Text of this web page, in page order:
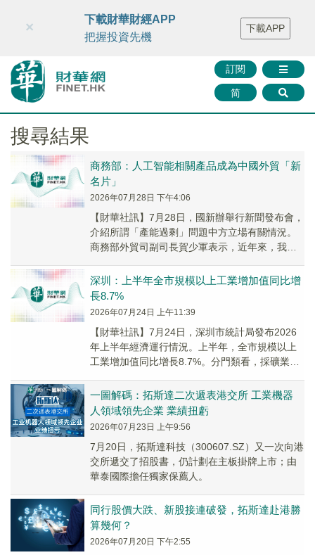
財華智庫網 FINTV FINMETA 財華證券 媒體矩陣
智庫沙龍
聯絡我們
訂閱
简
×
下載財華財經APP
把握投資先機
下載APP
搜尋結果
商務部：人工智能相關產品成為中國外貿「新
名片」
2026年07月28日 下午4:06
【財華社訊】7月28日，國新辦舉行新聞發布會，
介紹所謂「產能過剩」問題中方立場有關情況。
商務部外貿司副司長賀少軍表示，近年來，我國
口增勢...
深圳：上半年全市規模以上工業增加值同比增
長8.7%
2026年07月24日 上午11:39
【財華社訊】7月24日，深圳市統計局發布2026
年上半年經濟運行情況。上半年，全市規模以上
工業增加值同比增長8.7%。分門類看，採礦業增
一圖解碼：拓斯達二次遞表港交所 工業機器
人領域領先企業 業績扭虧
2026年07月23日 上午9:56
7月20日，拓斯達科技（300607.SZ）又一次向港
交所遞交了招股書，仍計劃在主板掛牌上市；由
華泰國際擔任獨家保薦人。
同行股價大跌、新股接連破發，拓斯達赴港勝
算幾何？
2026年07月20日 下午2:55